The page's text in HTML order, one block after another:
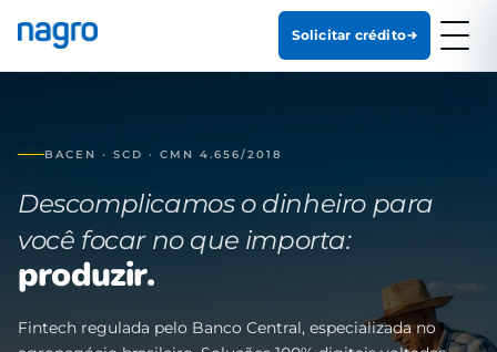
Solicitar crédito
BACEN · SCD · CMN 4.656/2018
Descomplicamos o dinheiro para
você focar no que importa:
produzir.
Fintech regulada pelo Banco Central, especializada no